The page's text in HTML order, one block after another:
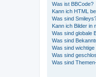
Was ist BBCode?
Kann ich HTML
Was sind
Kann ich Bilder in
Was sind globale
Was sind
Was sind wichtige
Was sind
Was sind